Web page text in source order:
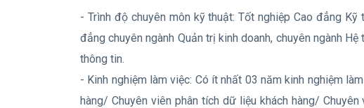
- Trình độ chuyên môn kỹ thuật: Tốt nghiệp Cao đẳng
đẳng chuyên ngành Quản trị kinh doanh, chuyên ngành
thông tin.
- Kinh nghiệm làm việc: Có ít nhất 03 năm kinh nghiệm
hàng/ Chuyên viên phân tích dữ liệu khách hàng/